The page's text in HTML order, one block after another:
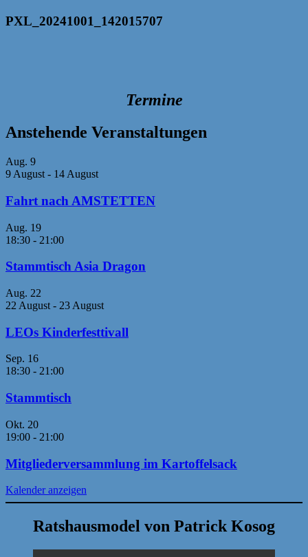
PXL_20241001_142015707
Termine
Anstehende Veranstaltungen
Aug. 9
9 August - 14 August
Fahrt nach AMSTETTEN
Aug. 19
18:30 - 21:00
Stammtisch Asia Dragon
Aug. 22
22 August - 23 August
LEOs Kinderfesttivall
Sep. 16
18:30 - 21:00
Stammtisch
Okt. 20
19:00 - 21:00
Mitgliederversammlung im Kartoffelsack
Kalender anzeigen
Ratshausmodel von Patrick Kosog